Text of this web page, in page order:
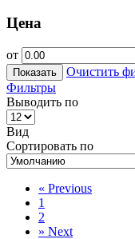
Цена
от
Показать
Очистить
Фильтры
Выводить по
Вид
Сортировать по
« Previous
1
2
» Next